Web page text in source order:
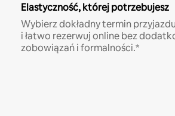
Elastyczność, której potrzebujesz
Wybierz dokładny termin
i łatwo rezerwuj online bez
zobowiązań i formalności.*